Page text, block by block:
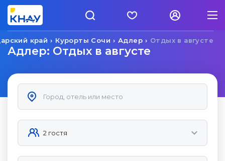
Отдых в августе
Адлер
Курорты Сочи
край
Адлер: Отдых в августе